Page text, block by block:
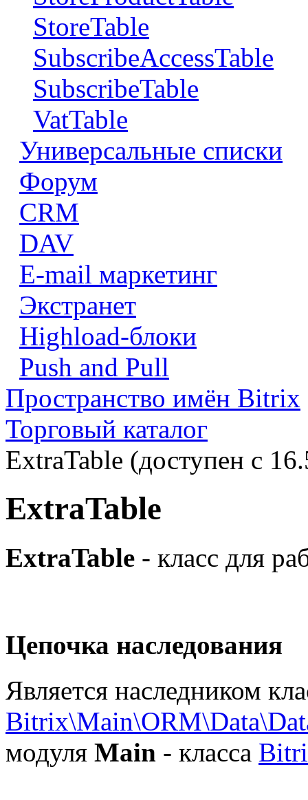
StoreTable
SubscribeAccessTable
SubscribeTable
VatTable
Универсальные списки
Форум
CRM
DAV
E-mail маркетинг
Экстранет
Highload-блоки
Push and Pull
Пространство имён Bitrix
Торговый каталог
ExtraTable (доступен с
ExtraTable
ExtraTable - класс для
Цепочка наследования
Является наследником
модуля Main - класса